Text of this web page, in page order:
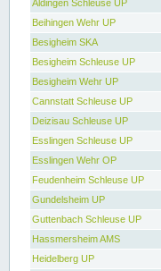
Aldingen Schleuse UP
Beihingen Wehr UP
Besigheim SKA
Besigheim Schleuse UP
Besigheim Wehr UP
Cannstatt Schleuse UP
Deizisau Schleuse UP
Esslingen Schleuse UP
Esslingen Wehr OP
Feudenheim Schleuse UP
Gundelsheim UP
Guttenbach Schleuse UP
Hassmersheim AMS
Heidelberg UP